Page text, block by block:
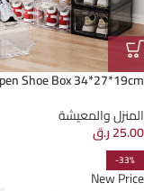
Shoe Box 34*27*19cm
المنزل والمعيشة
25.00ر.ق
-33%
New Price